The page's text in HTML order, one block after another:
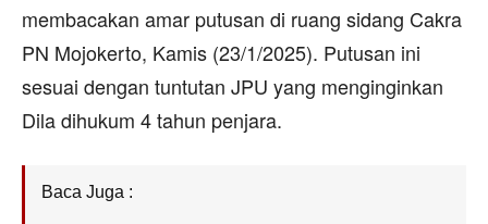
membacakan amar putusan di ruang sidang Cakra
PN Mojokerto, Kamis (23/1/2025). Putusan ini
sesuai dengan tuntutan JPU yang menginginkan
Dila dihukum 4 tahun penjara.
Baca Juga :